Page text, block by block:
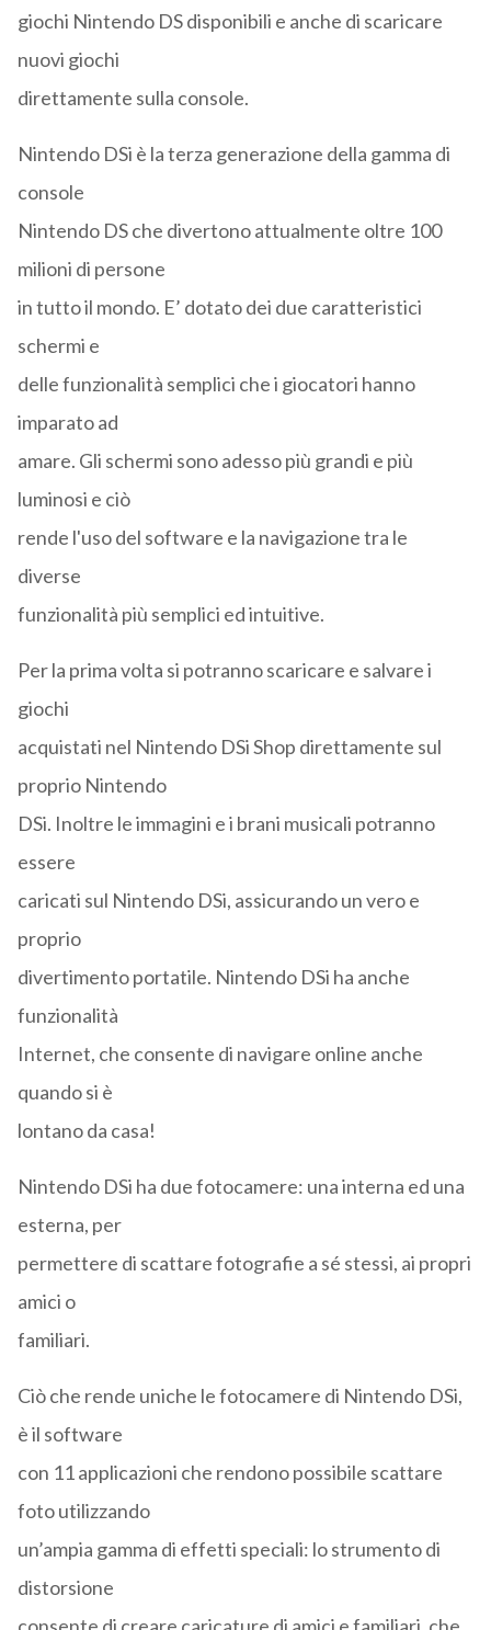
giochi Nintendo DS disponibili e anche di scaricare
nuovi giochi
direttamente sulla console.
Nintendo DSi è la terza generazione della gamma di
console
Nintendo DS che divertono attualmente oltre 100
milioni di persone
in tutto il mondo. E’ dotato dei due caratteristici
schermi e
delle funzionalità semplici che i giocatori hanno
imparato ad
amare. Gli schermi sono adesso più grandi e più
luminosi e ciò
rende l'uso del software e la navigazione tra le
diverse
funzionalità più semplici ed intuitive.
Per la prima volta si potranno scaricare e salvare i
giochi
acquistati nel Nintendo DSi Shop direttamente sul
proprio Nintendo
DSi. Inoltre le immagini e i brani musicali potranno
essere
caricati sul Nintendo DSi, assicurando un vero e
proprio
divertimento portatile. Nintendo DSi ha anche
funzionalità
Internet, che consente di navigare online anche
quando si è
lontano da casa!
Nintendo DSi ha due fotocamere: una interna ed una
esterna, per
permettere di scattare fotografie a sé stessi, ai propri
amici o
familiari.
Ciò che rende uniche le fotocamere di Nintendo DSi,
è il software
con 11 applicazioni che rendono possibile scattare
foto utilizzando
un’ampia gamma di effetti speciali: lo strumento di
distorsione